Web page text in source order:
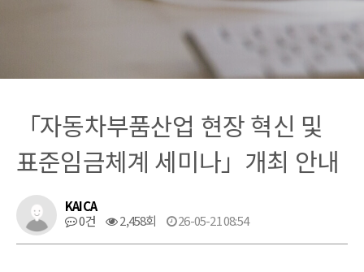
「자동차부품산업 현장 혁신 및
표준임금체계 세미나」개최 안내
KAICA
0건
2,458회 26-05-21 08:54